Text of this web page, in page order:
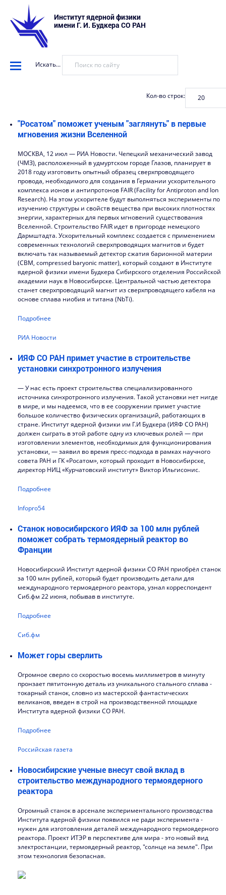
Институт ядерной физики
имени Г. И. Будкера СО РАН
Искать...
Кол-во строк:
"Росатом" поможет ученым "заглянуть" в первые
мгновения жизни Вселенной
МОСКВА, 12 июл — РИА Новости. Чепецкий механический завод
(ЧМЗ), расположенный в удмуртском городе Глазов, планирует в
2018 году изготовить опытный образец сверхпроводящего
провода, необходимого для создания в Германии ускорительного
комплекса ионов и антипротонов FAIR (Facility for Antiproton and Ion
Research). На этом ускорителе будут выполняться эксперименты по
изучению структуры и свойств вещества при высоких плотностях
энергии, характерных для первых мгновений существования
Вселенной. Строительство FAIR идет в пригороде немецкого
Дармштадта. Ускорительный комплекс создается с применением
современных технологий сверхпроводящих магнитов и будет
включать так называемый детектор сжатия барионной материи
(СВМ, сompressed baryonic matter), который создают в Институте
ядерной физики имени Будкера Сибирского отделения Российской
академии наук в Новосибирске. Центральной частью детектора
станет сверхпроводящий магнит из сверхпроводящего кабеля на
основе сплава ниобия и титана (NbTi).
Подробнее
РИА Новости
ИЯФ СО РАН примет участие в строительстве
установки синхротронного излучения
— У нас есть проект строительства специализированного
источника синхротронного излучения. Такой установки нет нигде
в мире, и мы надеемся, что в ее сооружении примет участие
большое количество физических организаций, работающих в
стране. Институт ядерной физики им Г.И Будкера (ИЯФ СО РАН)
должен сыграть в этой работе одну из ключевых ролей — при
изготовлении элементов, необходимых для функционирования
установки, — заявил во время пресс-подхода в рамках научного
совета РАН и ГК «Росатом», который проходит в Новосибирске,
директор НИЦ «Курчатовский институт» Виктор Ильгисонис.
Подробнее
Infopro54
Станок новосибирского ИЯФ за 100 млн рублей
поможет собрать термоядерный реактор во
Франции
Новосибирский Институт ядерной физики СО РАН приобрёл станок
за 100 млн рублей, который будет производить детали для
международного термоядерного реактора, узнал корреспондент
Сиб.фм 22 июня, побывав в институте.
Подробнее
Сиб.фм
Может горы сверлить
Огромное сверло со скоростью восемь миллиметров в минуту
пронзает пятитонную деталь из уникального стального сплава -
токарный станок, словно из мастерской фантастических
великанов, введен в строй на производственной площадке
Института ядерной физики СО РАН.
Подробнее
Российская газета
Новосибирские ученые внесут свой вклад в
строительство международного термоядерного
реактора
Огромный станок в арсенале экспериментального производства
Института ядерной физики появился не ради эксперимента -
нужен для изготовления деталей международного термоядерного
реактора. Проект ИТЭР в перспективе для мира - это новый вид
электростанции, термоядерный реактор, "солнце на земле". При
этом технология безопасная.